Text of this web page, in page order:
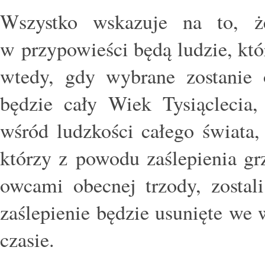
Wszystko wskazuje na to,
w przypowieści będą ludzie,
wtedy, gdy wybrane zostanie
będzie cały Wiek
wśród ludzkości całego
którzy z powodu zaślepienia
owcami obecnej trzody,
zaślepienie będzie usunięte we
czasie.